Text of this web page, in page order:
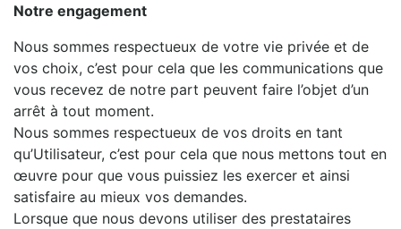
Notre engagement
Nous sommes respectueux de votre vie privée et de
vos choix, c’est pour cela que les communications que
vous recevez de notre part peuvent faire l’objet d’un
arrêt à tout moment.
Nous sommes respectueux de vos droits en tant
qu’Utilisateur, c’est pour cela que nous mettons tout en
œuvre pour que vous puissiez les exercer et ainsi
satisfaire au mieux vos demandes.
Lorsque que nous devons utiliser des prestataires